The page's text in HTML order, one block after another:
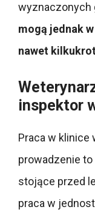
wyznaczonych
mogą jednak
nawet
inspektor
Praca w klinice
prowadzenie
stojące przed
praca w